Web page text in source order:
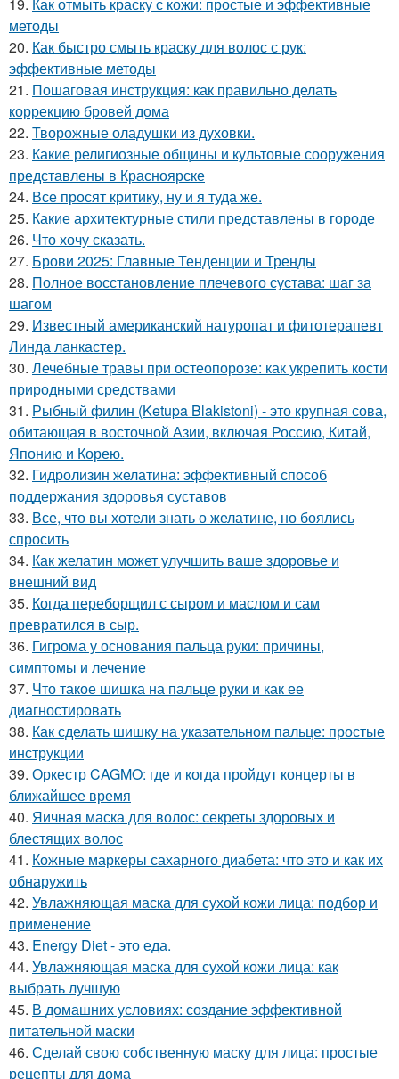
19. Как отмыть краску с кожи: простые и эффективные
методы
20. Как быстро смыть краску для волос с рук:
эффективные методы
21. Пошаговая инструкция: как правильно делать
коррекцию бровей дома
22. Творожные оладушки из духовки.
23. Какие религиозные общины и культовые сооружения
представлены в Красноярске
24. Все просят критику, ну и я туда же.
25. Какие архитектурные стили представлены в городе
26. Что хочу сказать.
27. Брови 2025: Главные Тенденции и Тренды
28. Полное восстановление плечевого сустава: шаг за
шагом
29. Известный американский натуропат и фитотерапевт
Линда ланкастер.
30. Лечебные травы при остеопорозе: как укрепить кости
природными средствами
31. Рыбный филин (Ketupa Blakistoni) - это крупная сова,
обитающая в восточной Азии, включая Россию, Китай,
Японию и Корею.
32. Гидролизин желатина: эффективный способ
поддержания здоровья суставов
33. Все, что вы хотели знать о желатине, но боялись
спросить
34. Как желатин может улучшить ваше здоровье и
внешний вид
35. Когда переборщил с сыром и маслом и сам
превратился в сыр.
36. Гигрома у основания пальца руки: причины,
симптомы и лечение
37. Что такое шишка на пальце руки и как ее
диагностировать
38. Как сделать шишку на указательном пальце: простые
инструкции
39. Оркестр CAGMO: где и когда пройдут концерты в
ближайшее время
40. Яичная маска для волос: секреты здоровых и
блестящих волос
41. Кожные маркеры сахарного диабета: что это и как их
обнаружить
42. Увлажняющая маска для сухой кожи лица: подбор и
применение
43. Energy Diet - это еда.
44. Увлажняющая маска для сухой кожи лица: как
выбрать лучшую
45. В домашних условиях: создание эффективной
питательной маски
46. Сделай свою собственную маску для лица: простые
рецепты для дома